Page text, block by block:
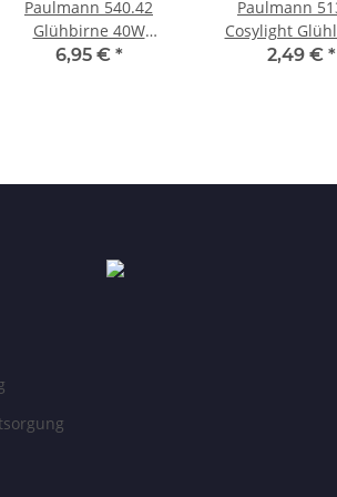
Paulmann 540.42
Glühbirne 40W
Röhrenform Lampe E14
6,95 € *
Paulmann
Cosylight
Kerze 40 W
2,49 € *